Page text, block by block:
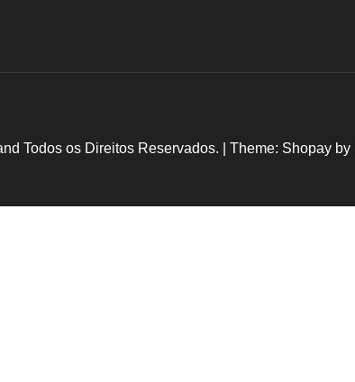
Todos os Direitos Reservados. Theme: Shopay by